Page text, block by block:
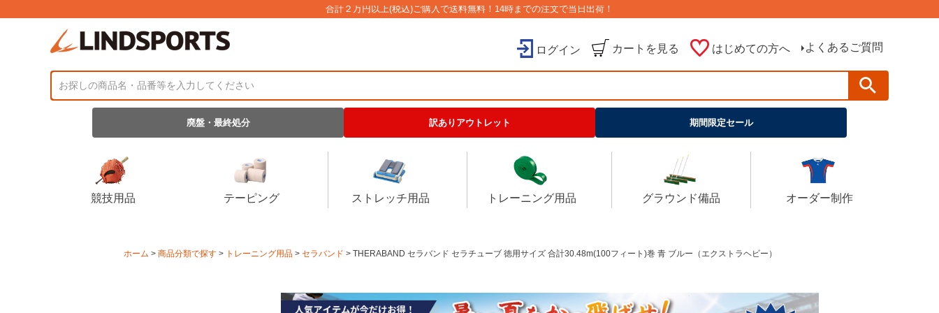
合計２万円以上(税込)ご購入で送料無料！14時までの注文で当日出荷！
ログイン カートを見る はじめての方へ よくあるご質問
廃盤・最終処分 訳ありアウトレット 期間限定セール
競技用品 テーピング ストレッチ用品 トレーニング用品 グラウンド備品 オーダー制作
ホーム 商品分類で探す トレーニング用品 セラバンド THERABAND セラバンド セラチューブ 徳用サイズ 合計30.48m(100フィート)巻 青 ブルー（エクストラヘビー）